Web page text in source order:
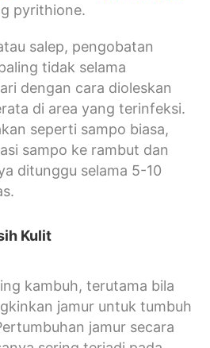
pyrithione.
salep, pengobatan
tidak selama
dengan cara dioleskan
di area yang terinfeksi.
seperti sampo biasa,
sampo ke rambut dan
ditunggu selama 5-10
Kulit
kambuh, terutama bila
jamur untuk tumbuh
jamur secara